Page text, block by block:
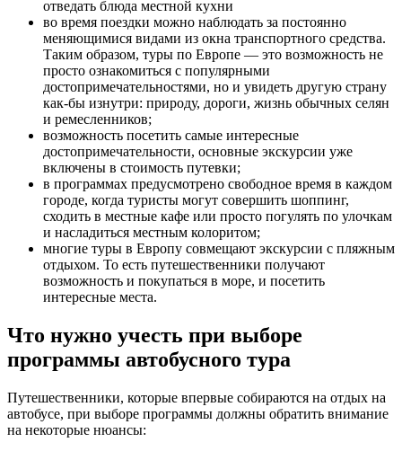
отведать блюда местной кухни
во время поездки можно наблюдать за постоянно
меняющимися видами из окна транспортного средства.
Таким образом, туры по Европе — это возможность не
просто ознакомиться с популярными
достопримечательностями, но и увидеть другую страну
как-бы изнутри: природу, дороги, жизнь обычных селян
и ремесленников;
возможность посетить самые интересные
достопримечательности, основные экскурсии уже
включены в стоимость путевки;
в программах предусмотрено свободное время в каждом
городе, когда туристы могут совершить шоппинг,
сходить в местные кафе или просто погулять по улочкам
и насладиться местным колоритом;
многие туры в Европу совмещают экскурсии с пляжным
отдыхом. То есть путешественники получают
возможность и покупаться в море, и посетить
интересные места.
Что нужно учесть при выборе
программы автобусного тура
Путешественники, которые впервые собираются на отдых на
автобусе, при выборе программы должны обратить внимание
на некоторые нюансы: